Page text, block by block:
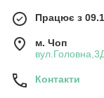
Працює з
м. Чоп
Контакти